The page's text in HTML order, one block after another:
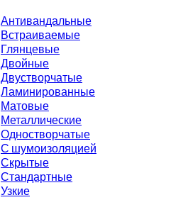
Антивандальные
Встраиваемые
Глянцевые
Двойные
Двустворчатые
Ламинированные
Матовые
Металлические
Одностворчатые
С шумоизоляцией
Скрытые
Стандартные
Узкие